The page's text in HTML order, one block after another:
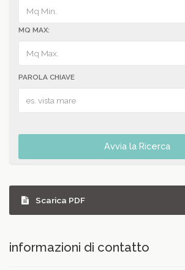
MQ MAX:
PAROLA CHIAVE
Avvia la Ricerca
Scarica PDF
informazioni di contatto